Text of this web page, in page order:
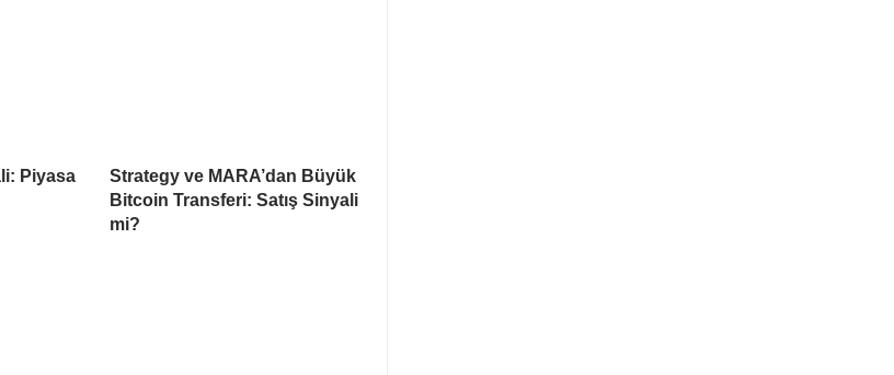
Piyasa
Strategy ve MARA’dan Büyük
Bitcoin Transferi: Satış Sinyali
mi?